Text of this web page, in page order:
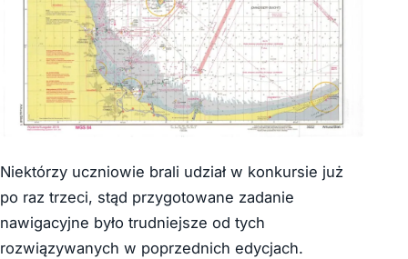
Niektórzy uczniowie brali udział w konkursie już
po raz trzeci, stąd przygotowane zadanie
nawigacyjne było trudniejsze od tych
rozwiązywanych w poprzednich edycjach.